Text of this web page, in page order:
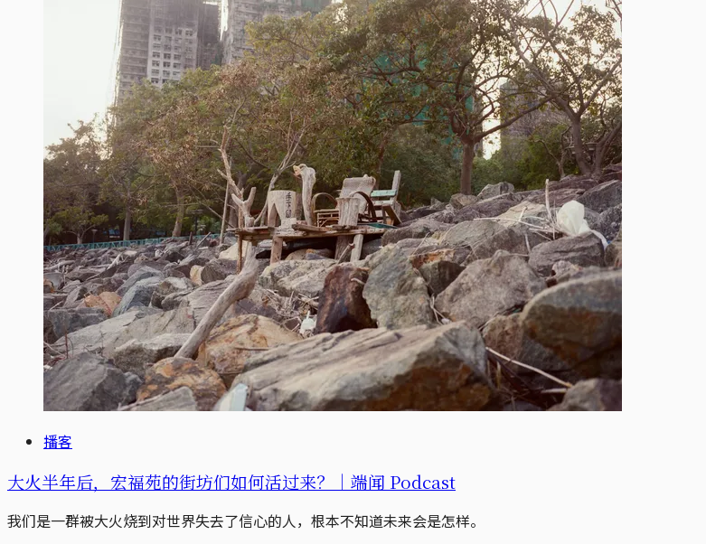
播客
大火半年后，宏福苑的街坊们如何活过来？｜端闻 Podcast
我们是一群被大火烧到对世界失去了信心的人，根本不知道未来会是怎样。